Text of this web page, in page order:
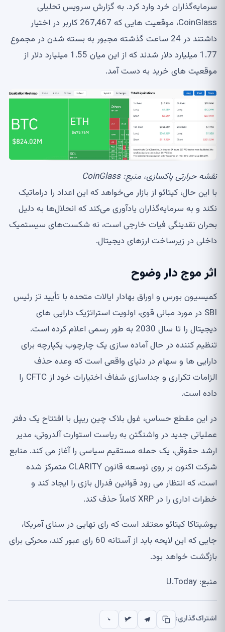
سرمایه‌گذاران خرد وارد کرد. به گزارش سرویس تحلیلی
CoinGlass، موقعیت هایی که 267,467 کاربر در اختیار
داشتند در 24 ساعت گذشته مجبور به بسته شدن در مجموع
1.77 میلیارد دلار شدند که از این میان 1.55 میلیارد دلار از
موقعیت های خرید به دست آمد.
نقشه حرارتی پاکسازی، منبع:CoinGlass
با این حال، کیتائو از بازار می‌خواهد که این اعداد را دراماتیک
نکند و به سرمایه‌گذاران یادآوری می‌کند که انحلال‌ها به دلیل
بحران نقدینگی فیات خارجی است، نه شکست‌های سیستمیک
داخلی در زیرساخت ارزهای دیجیتال.
اثر موج دار وضوح
کمیسیون بورس و اوراق بهادار ایالات متحده با تأیید تز رئیس
SBI در مورد مبانی قوی، اولویت استراتژیک دارایی های
دیجیتال را تا سال 2030 به طور رسمی اعلام کرده است.
تنظیم کننده در حال آماده سازی یک چارچوب یکپارچه برای
دارایی ها و سهام در دنیای واقعی است که وعده حذف
الزامات تکراری و جداسازی شفاف اختیارات خود از CFTC را
داده است.
در این مقطع حساس، غول بلاک چین ریپل با افتتاح یک دفتر
عملیاتی جدید در واشنگتن به ریاست استوارت آلدروتی، مدیر
ارشد حقوقی، یک حمله مستقیم سیاسی را آغاز می کند. منابع
شرکت اکنون بر روی توسعه قانون CLARITY متمرکز شده
است، که انتظار می رود قوانین فدرال بازی را ایجاد کند و
خطرات اداری را در XRP کاملاً حذف کند.
یوشیتاکا کیتائو معتقد است که رای نهایی در سنای آمریکا،
جایی که این لایحه باید از آستانه 60 رای عبور کند، محرکی برای
بازگشت خواهد بود.
منبع: U.Today
اشتراک‌گذاری: